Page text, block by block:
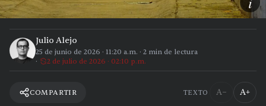
Julio Alejo
25 de junio de 2026 · 11:20 a.m. · 2 min de lectura
2 de julio de 2026 · 02:10 p.m.
COMPARTIR TEXTO A− A+